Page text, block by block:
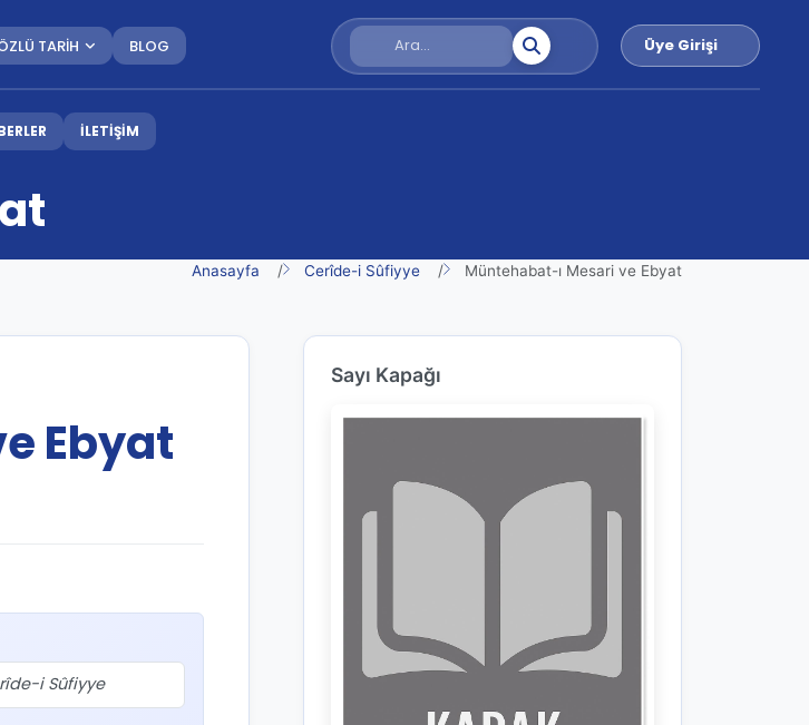
TARİH BLOG Üye Girişi
İLETİŞİM
Anasayfa Cerîde-i Sûfiyye Müntehabat-ı Mesari ve Ebyat
Ebyat
i Sûfiyye
Sayı Kapağı